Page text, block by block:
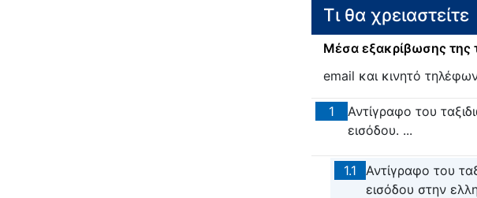
Τι θα χρειαστείτε
Μέσα εξακρίβωσης της
email και κινητό
1
Αντίγραφο του
εισόδου. ...
1.1
Αντίγραφο του
εισόδου στην